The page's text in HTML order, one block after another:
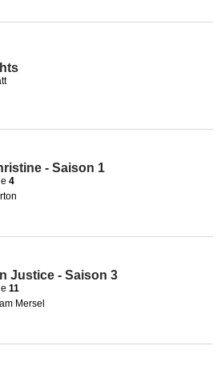
- Saison 1
4
Justice - Saison 3
11
Mersel